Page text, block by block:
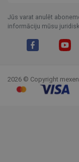
Jūs varat anulēt
informāciju mūsu
2026 © Copyright